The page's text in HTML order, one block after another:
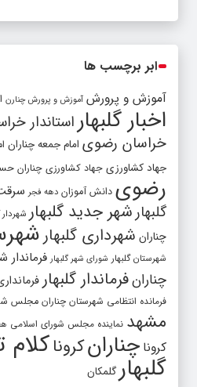
ابر برچسب ها
آموزش و پرورش آموزش و پرورش چنارن
اخبار گلبهار استاندار
خراسان رضوی امام جمعه چناران
جهاد کشاورزی جهاد کشاورزی چناران
رضوی دانش آموزان دهه فجر
گلبهارشهر جدید گلبهار شهردار
چناران شهرداری گلبهار
شهرستان گلبهار شورای شهر گلبهار فرماندار
چنارانفرماندار گلبهار
فرمانده انتظامی شهرستان چناران مجلس
مشهد نماینده مجلس شورای اسلامی
کرونا چنارانکروناکلام
گلبهارگلمکان